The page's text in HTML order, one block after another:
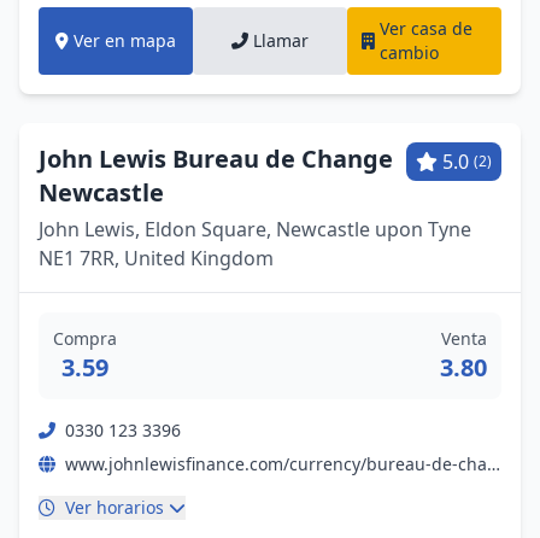
Ver en mapa Llamar
Ver casa de
cambio
John Lewis Bureau de Change
Newcastle
5.0 (2)
John Lewis, Eldon Square, Newcastle upon Tyne
NE1 7RR, United Kingdom
Compra
3.59
Venta
3.80
0330 123 3396
www.johnlewisfinance.com/currency/bureau-de-change/newcastle.html?y_source=1_MTAxNTU5MTIzMy03MTUtbG9jYXRpb24ud2Vic2l0ZQ%3D%3D
Ver horarios